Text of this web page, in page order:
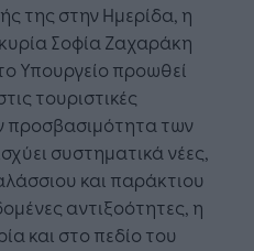
της στην Ημερίδα, η
Σοφία Ζαχαράκη
Υπουργείο προωθεί
τουριστικές
προσβασιμότητα των
συστηματικά νέες,
και παράκτιου
αντιξοότητες, η
και στο πεδίο του